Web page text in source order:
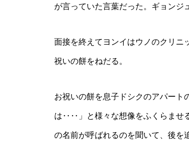
が言っていた言葉だった。ギョンジ
面接を終えてヨンイはウノのクリニ
祝いの餅をねだる。
お祝いの餅を息子ドシクのアパート
は‥‥」と様々な想像をふくらませ
の名前が呼ばれるのを聞いて、後を